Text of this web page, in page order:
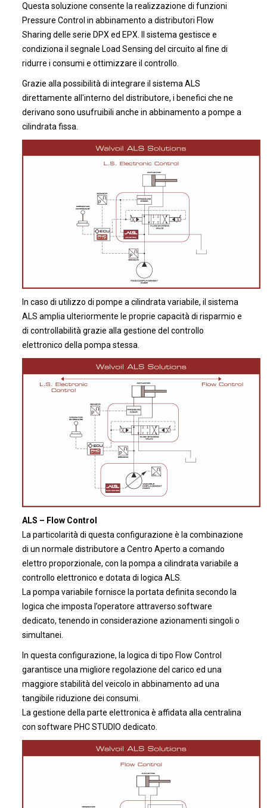
Questa soluzione consente la realizzazione di funzioni
Pressure Control in abbinamento a distributori Flow
Sharing delle serie DPX ed EPX. Il sistema gestisce e
condiziona il segnale Load Sensing del circuito al fine di
ridurre i consumi e ottimizzare il controllo.
Grazie alla possibilità di integrare il sistema ALS
direttamente all'interno del distributore, i benefici che ne
derivano sono usufruibili anche in abbinamento a pompe a
cilindrata fissa.
In caso di utilizzo di pompe a cilindrata variabile, il sistema
ALS amplia ulteriormente le proprie capacità di risparmio e
di controllabilità grazie alla gestione del controllo
elettronico della pompa stessa.
ALS – Flow Control
La particolarità di questa configurazione è la combinazione
di un normale distributore a Centro Aperto a comando
elettro proporzionale, con la pompa a cilindrata variabile a
controllo elettronico e dotata di logica ALS.
La pompa variabile fornisce la portata definita secondo la
logica che imposta l’operatore attraverso software
dedicato, tenendo in considerazione azionamenti singoli o
simultanei.
In questa configurazione, la logica di tipo Flow Control
garantisce una migliore regolazione del carico ed una
maggiore stabilità del veicolo in abbinamento ad una
tangibile riduzione dei consumi.
La gestione della parte elettronica è affidata alla centralina
con software PHC STUDIO dedicato.